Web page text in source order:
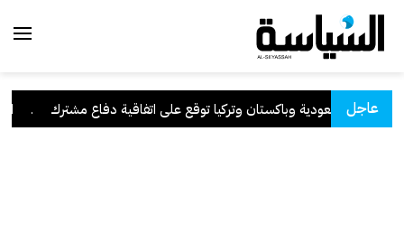
عاجل
السعودية وباكستان وتركيا توقع على اتفاقية دفاع مشترك